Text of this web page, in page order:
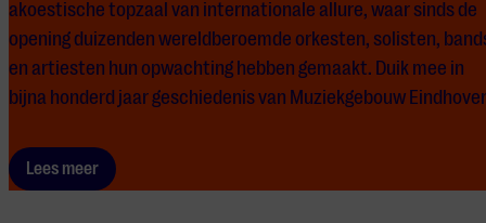
akoestische topzaal van internationale allure, waar sinds de
opening duizenden wereldberoemde orkesten, solisten,
en artiesten hun opwachting hebben gemaakt. Duik mee in
bijna honderd jaar geschiedenis van Muziekgebouw
Lees meer